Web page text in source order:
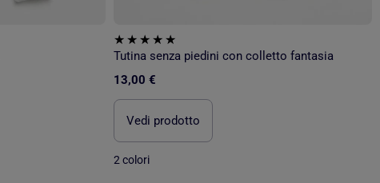
Tutina senza piedini con colletto fantasia
13,00 €
Vedi prodotto
2 colori